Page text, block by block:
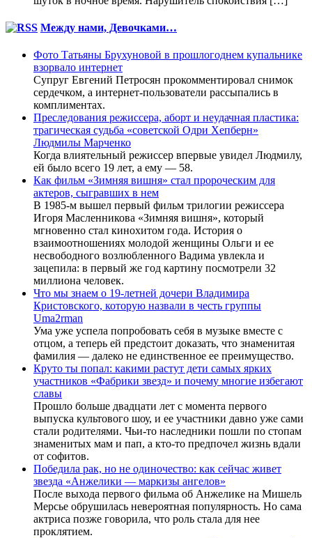
Между нами, Девочками…
Фото Татьяны Брухуновой в прошлогоднем купальнике
взорвало интернет
Супруг Евгений Петросян прокомментировал снимок
сердечком, а интернет-пользователи рассыпались в
комплиментах.
Преследования режиссера, аборт и неудачная пластика:
трагическая судьба «советской Одри Хепберн»
Людмилы Марченко
Когда влиятельный режиссер впервые увидел Людмилу,
ей было всего 19 лет, а ему — 58.
Как фильм «Зимняя вишня» стал пророческим для
актеров, сыгравших в нем
В 1985-м вышел первый фильм трилогии режиссера
Игоря Масленникова «Зимняя вишня», который
мгновенно стал кинохитом года. История о
взаимоотношениях молодой женщины Ольги и ее
несвободного возлюбленного Вадима увлекла и
зацепила: в первый же год картину посмотрели 32
миллиона человек.
Что мы знаем о 19-летней дочери Владимира
Кристовского, которую назвали в честь группы
Uma2rman
Ума уже успела попробовать себя в музыке вместе с
отцом, а теперь ей предстоит доказать, что знаменитая
фамилия — далеко не единственное ее преимущество.
Круто ты попал: какими растут дети самых ярких
участников «Фабрики звезд» и почему многие избегают
славы
Прошло больше двадцати лет с момента первого
выпуска культового шоу, и ее участники давно уже сами
стали родителями. Чьи-то наследники пошли по стопам
знаменитых мам и пап, а кто-то предпочел жизнь вдали
от софитов.
Победила рак, но не одиночество: как сейчас живет
звезда «Анжелики — маркизы ангелов»
После выхода первого фильма об Анжелике на Мишель
Мерсье обрушилась невероятная популярность. Но сама
актриса позже говорила, что роль стала для нее
проклятием.